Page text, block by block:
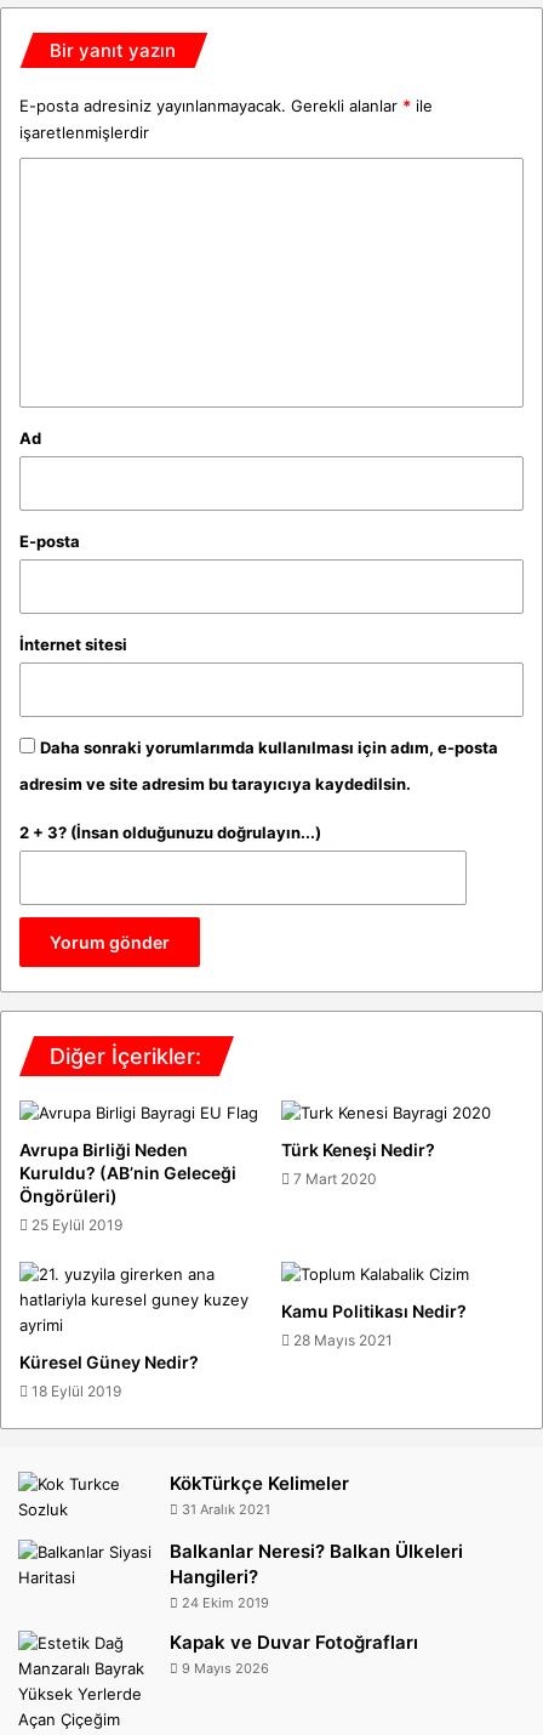
Bir yanıt yazın
E-posta adresiniz yayınlanmayacak. Gerekli alanlar * ile
işaretlenmişlerdir
Ad
E-posta
İnternet sitesi
Daha sonraki yorumlarımda kullanılması için adım, e-posta
adresim ve site adresim bu tarayıcıya kaydedilsin.
2 + 3? (İnsan olduğunuzu doğrulayın...)
Diğer İçerikler:
Avrupa Birliği Neden
Kuruldu? (AB’nin Geleceği
Öngörüleri)
25 Eylül 2019
Türk Keneşi Nedir?
7 Mart 2020
Küresel Güney Nedir?
18 Eylül 2019
Kamu Politikası Nedir?
28 Mayıs 2021
KökTürkçe Kelimeler
31 Aralık 2021
Balkanlar Neresi? Balkan Ülkeleri
Hangileri?
24 Ekim 2019
Kapak ve Duvar Fotoğrafları
9 Mayıs 2026